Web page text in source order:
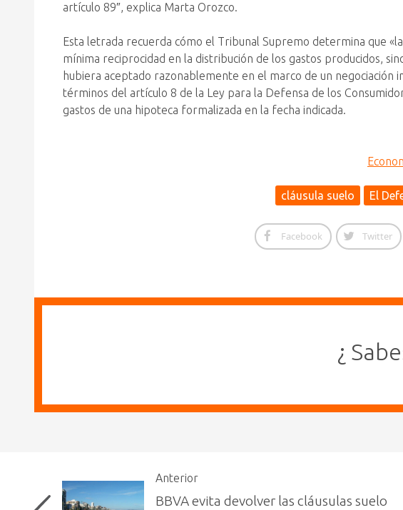
artículo 89″, explica Marta Orozco.
Esta letrada recuerda cómo el Tribunal Supremo determina que
mínima reciprocidad en la distribución de los gastos producidos,
hubiera aceptado razonablemente en el marco de un negociación
términos del artículo 8 de la Ley para la Defensa de los
gastos de una hipoteca formalizada en la fecha indicada.
cláusula suelo El
Facebook Twitter
¿
Anterior
BBVA evita devolver las cláusulas suelo